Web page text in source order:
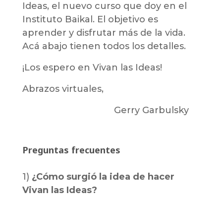
Ideas, el nuevo curso que doy en el
Instituto Baikal. El objetivo es
aprender y disfrutar más de la vida.
Acá abajo tienen todos los detalles.
¡Los espero en Vivan las Ideas!
Abrazos virtuales,
Gerry Garbulsky
Preguntas frecuentes
1) ¿Cómo surgió la idea de hacer
Vivan las Ideas?